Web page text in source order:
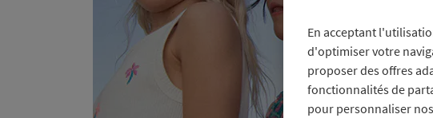
En acceptant
d'optimiser votre
proposer des offres
fonctionnalités de
pour personnaliser